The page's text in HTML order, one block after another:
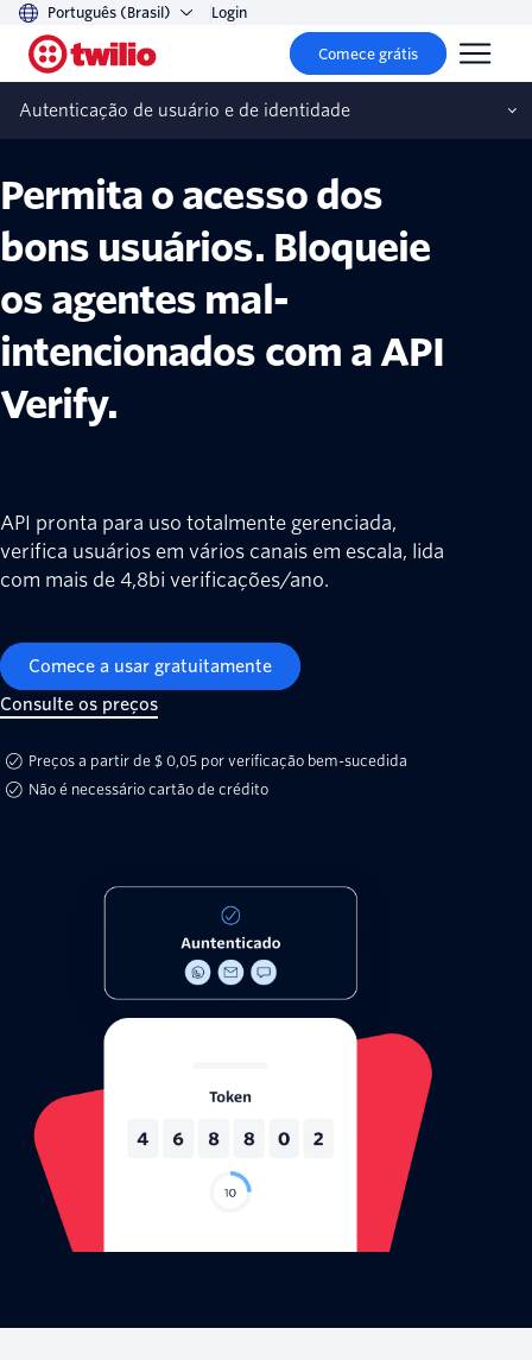
Português (Brasil) Login
Comece grátis
Autenticação de usuário e de identidade
Permita o acesso dos
bons usuários. Bloqueie
os agentes mal-
intencionados com a API
Verify.
API pronta para uso totalmente gerenciada,
verifica usuários em vários canais em escala, lida
com mais de 4,8bi verificações/ano.
Comece a usar gratuitamente
Consulte os preços
Preços a partir de $ 0,05 por verificação bem-sucedida
Não é necessário cartão de crédito